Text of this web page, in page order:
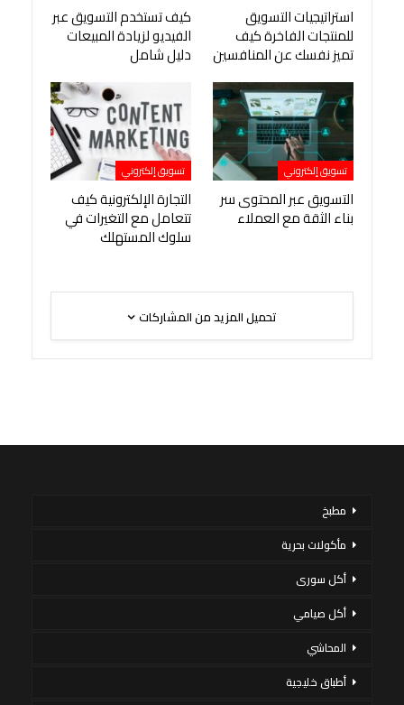
استراتيجيات التسويق
للمنتجات الفاخرة كيف
تميز نفسك عن المنافسين
كيف تستخدم التسويق عبر
الفيديو لزيادة المبيعات
دليل شامل
تسويق إلكتروني
التسويق عبر المحتوى سر
بناء الثقة مع العملاء
تسويق إلكتروني
التجارة الإلكترونية كيف
تتعامل مع التغيرات في
سلوك المستهلك
تحميل المزيد من المشاركات
مطبخ
مأكولات بحرية
أكل سورى
أكل صيامي
المحاشي
أطباق خليجية